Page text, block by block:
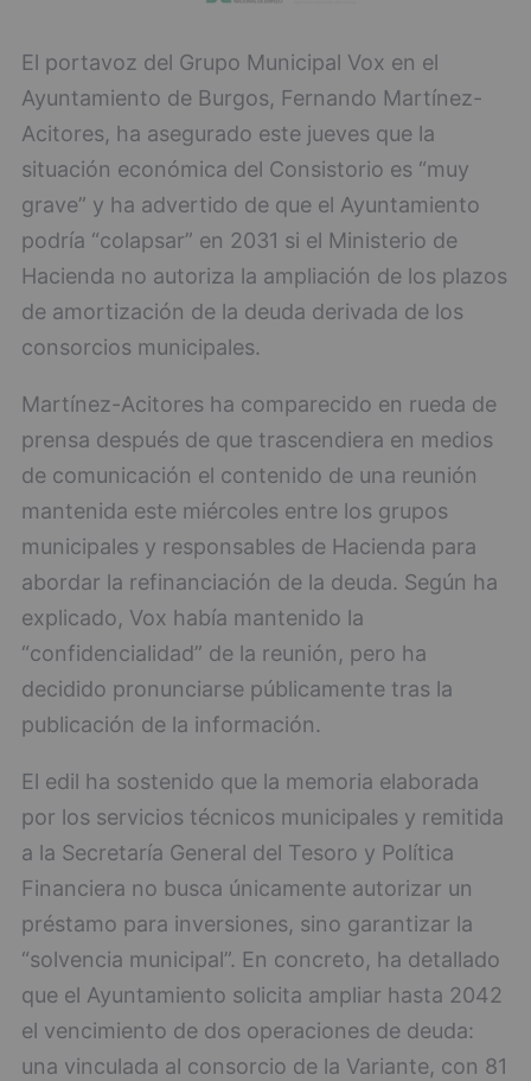
El portavoz del Grupo Municipal Vox en el
Ayuntamiento de Burgos, Fernando Martínez-
Acitores, ha asegurado este jueves que la
situación económica del Consistorio es “muy
grave” y ha advertido de que el Ayuntamiento
podría “colapsar” en 2031 si el Ministerio de
Hacienda no autoriza la ampliación de los plazos
de amortización de la deuda derivada de los
consorcios municipales.
Martínez-Acitores ha comparecido en rueda de
prensa después de que trascendiera en medios
de comunicación el contenido de una reunión
mantenida este miércoles entre los grupos
municipales y responsables de Hacienda para
abordar la refinanciación de la deuda. Según ha
explicado, Vox había mantenido la
“confidencialidad” de la reunión, pero ha
decidido pronunciarse públicamente tras la
publicación de la información.
El edil ha sostenido que la memoria elaborada
por los servicios técnicos municipales y remitida
a la Secretaría General del Tesoro y Política
Financiera no busca únicamente autorizar un
préstamo para inversiones, sino garantizar la
“solvencia municipal”. En concreto, ha detallado
que el Ayuntamiento solicita ampliar hasta 2042
el vencimiento de dos operaciones de deuda:
una vinculada al consorcio de la Variante, con 81